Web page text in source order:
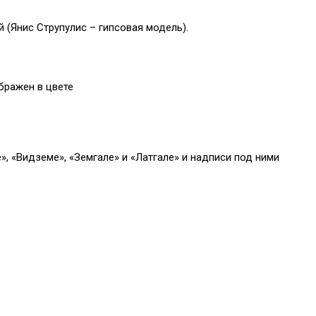
Струпулис – гипсовая модель).
в цвете
«Видземе», «Земгале» и «Латгале» и надписи под ними